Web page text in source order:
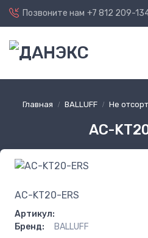
Позвоните нам +7 812 209-
Главная BALLUFF Не
AC-
AC-KT20-ERS
Артикул:
Бренд:
BALLUFF